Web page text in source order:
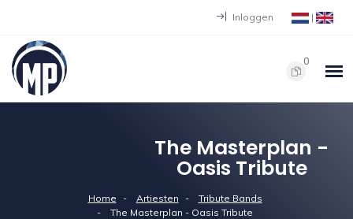
Inloggen |
0
The Masterplan -
Oasis Tribute
Home Artiesten
Tribute Bands
The Masterplan - Oasis Tribute